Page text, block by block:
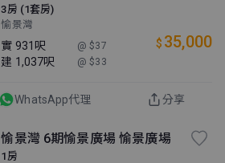
3房 (1套房)
愉景灣
實 931呎 @ $37
建 1,037呎 @ $33
$ 35,000
WhatsApp代理 分享
愉景灣 6期愉景廣場 愉景廣場
1房